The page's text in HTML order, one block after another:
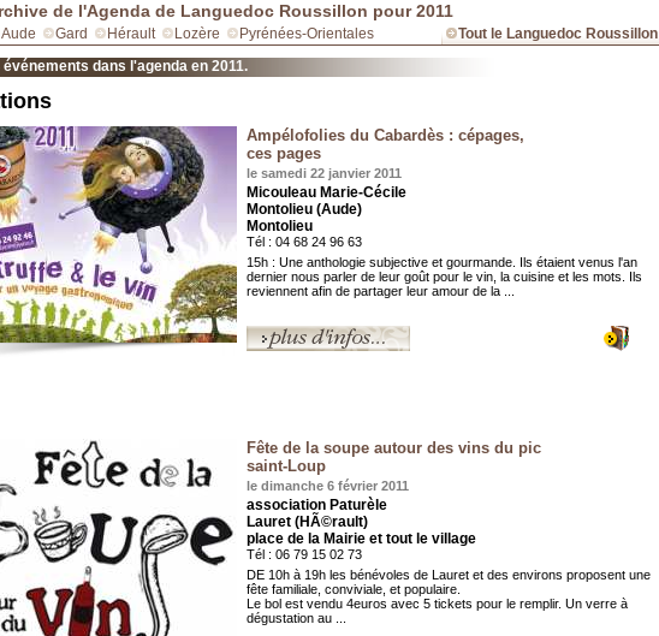
de l'Agenda de Languedoc Roussillon pour 2011
Aude Gard Hérault Lozère Pyrénées-Orientales
Tout le Languedoc Roussillon
événements dans l'agenda en 2011.
Ampélofolies du Cabardès : cépages,
ces pages
le samedi 22 janvier 2011
Micouleau Marie-Cécile
Montolieu (Aude)
Montolieu
Tél : 04 68 24 96 63
15h : Une anthologie subjective et gourmande. Ils étaient venus l'an
dernier nous parler de leur goût pour le vin, la cuisine et les mots. Ils
reviennent afin de partager leur amour de la ...
Fête de la soupe autour des vins du pic
saint-Loup
le dimanche 6 février 2011
association Paturèle
Lauret (HÃ©rault)
place de la Mairie et tout le village
Tél : 06 79 15 02 73
DE 10h à 19h les bénévoles de Lauret et des environs proposent une
fête familiale, conviviale, et populaire.
Le bol est vendu 4euros avec 5 tickets pour le remplir. Un verre à
dégustation au ...